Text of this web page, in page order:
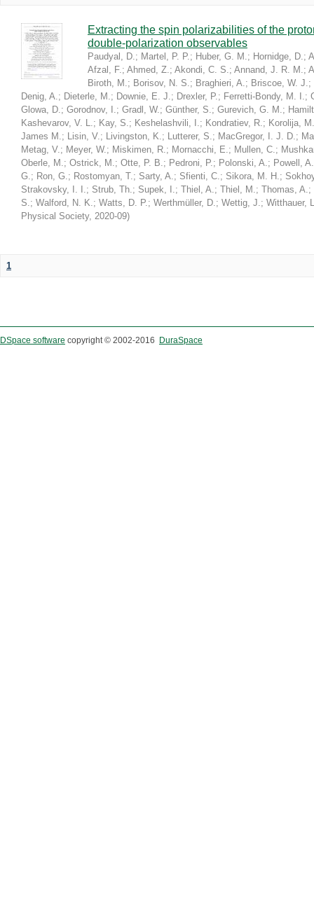
Extracting the spin polarizabilities of the
double-polarization observables
Paudyal, D.; Martel, P. P.; Huber, G. M.; Hornidge, D.;
Afzal, F.; Ahmed, Z.; Akondi, C. S.; Annand, J. R. M.;
Biroth, M.; Borisov, N. S.; Braghieri, A.; Briscoe, W. J.;
Denig, A.; Dieterle, M.; Downie, E. J.; Drexler, P.; Ferretti-Bondy, M. I.;
Glowa, D.; Gorodnov, I.; Gradl, W.; Günther, S.; Gurevich, G. M.;
Kashevarov, V. L.; Kay, S.; Keshelashvili, I.; Kondratiev, R.; Korolija, M.
James M.; Lisin, V.; Livingston, K.; Lutterer, S.; MacGregor, I. J. D.;
Metag, V.; Meyer, W.; Miskimen, R.; Mornacchi, E.; Mullen, C.;
Oberle, M.; Ostrick, M.; Otte, P. B.; Pedroni, P.; Polonski, A.; Powell, A.
G.; Ron, G.; Rostomyan, T.; Sarty, A.; Sfienti, C.; Sikora, M. H.;
Strakovsky, I. I.; Strub, Th.; Supek, I.; Thiel, A.; Thiel, M.; Thomas, A.;
S.; Walford, N. K.; Watts, D. P.; Werthmüller, D.; Wettig, J.; Witthauer,
Physical Society, 2020-09)
1
DSpace software copyright © 2002-2016 DuraSpace